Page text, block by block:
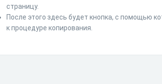
страницу.
После этого здесь будет кнопка, с помощью
к процедуре копирования.